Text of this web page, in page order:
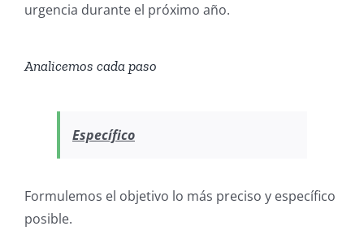
urgencia durante el próximo año.
Analicemos cada paso
Específico
Formulemos el objetivo lo más preciso y específico
posible.